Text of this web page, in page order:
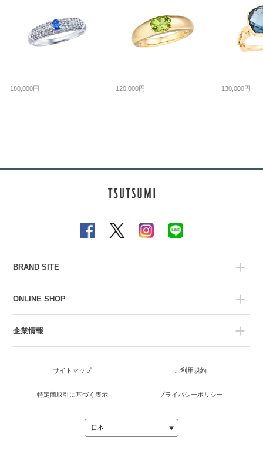
180,000円 120,000円 130,000円
BRAND SITE
ONLINE SHOP
企業情報
サイトマップ ご利用規約
特定商取引に基づく表示 プライバシーポリシー